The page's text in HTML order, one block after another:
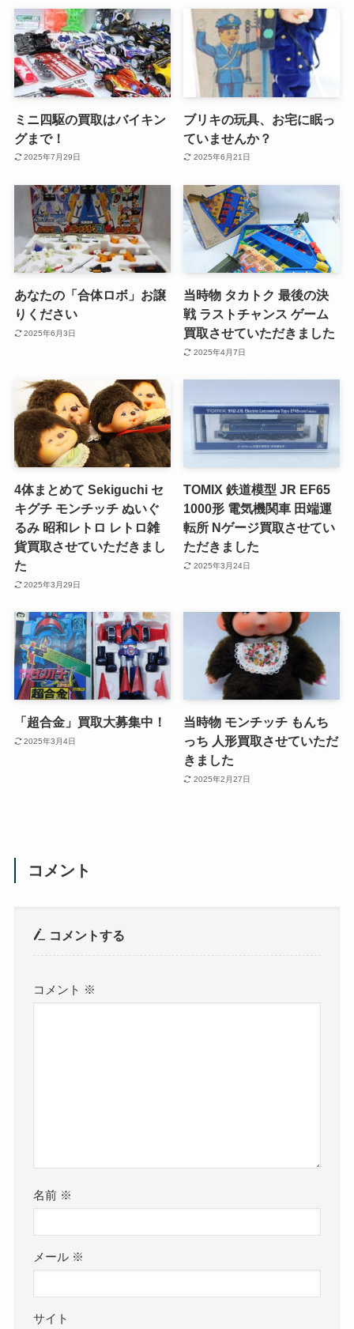
ミニ四駆の買取はバイキン
グまで！
2025年7月29日
ブリキの玩具、お宅に眠っ
ていませんか？
2025年6月21日
あなたの「合体ロボ」お譲
りください
2025年6月3日
当時物 タカトク 最後の決
戦 ラストチャンス ゲーム
買取させていただきました
2025年4月7日
4体まとめて Sekiguchi セ
キグチ モンチッチ ぬいぐ
るみ 昭和レトロ レトロ雑
貨買取させていただきまし
た
2025年3月29日
TOMIX 鉄道模型 JR EF65
1000形 電気機関車 田端運
転所 Nゲージ買取させてい
ただきました
2025年3月24日
「超合金」買取大募集中！
2025年3月4日
当時物 モンチッチ もんち
っち 人形買取させていただ
きました
2025年2月27日
コメント
コメントする
コメント ※
名前 ※
メール ※
サイト